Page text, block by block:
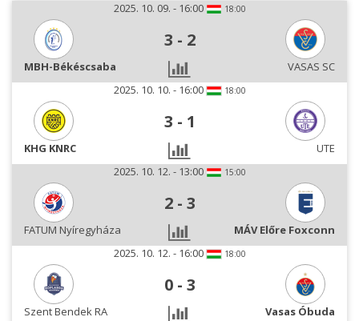
2025. 10. 09. - 16:00 18:00
3 - 2
MBH-Békéscsaba
VASAS SC
2025. 10. 10. - 16:00
18:00
3 - 1
KHG KNRC
UTE
2025. 10. 12. - 13:00
15:00
2 - 3
FATUM Nyíregyháza
MÁV Előre Foxconn
2025. 10. 12. - 16:00
18:00
0 - 3
Szent Bendek RA
Vasas Óbuda